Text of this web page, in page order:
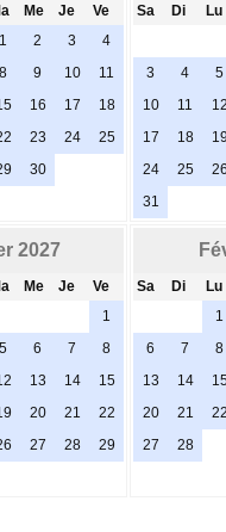
Me Je
Ve
1
2 3
4
8 9 10
11
16 17
18
23 24
25
30
Sa Di Lu
3
4 5
10
11 12
17
18 19
24
25 26
31
2027
Me Je
Ve
1
5 6 7
8
13 14
15
20 21
22
27 28
29
Sa Di Lu
1
6
7 8
13
14
20
21 22
27
28